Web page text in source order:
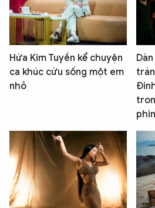
Hứa Kim Tuyền kể chuyện
ca khúc cứu sống một em
nhỏ